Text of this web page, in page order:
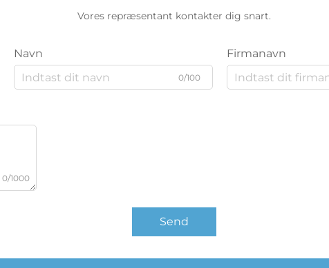
Vores repræsentant kontakter dig snart.
Navn
0/100
Firmanavn
0/1000
Send